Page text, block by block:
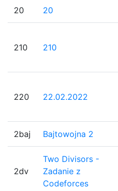
20 20
210 210
220 22.02.2022
2baj Bajtowojna 2
2dv
Two Divisors -
Zadanie z
Codeforces